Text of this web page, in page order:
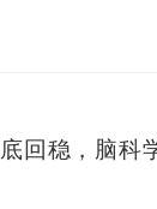
回稳，脑科